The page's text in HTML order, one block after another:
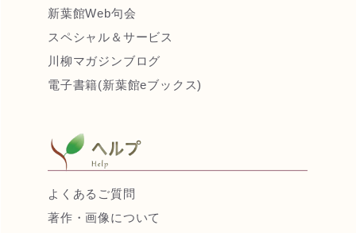
新葉館Web句会
スペシャル＆サービス
川柳マガジンブログ
電子書籍(新葉館eブックス)
よくあるご質問
著作・画像について